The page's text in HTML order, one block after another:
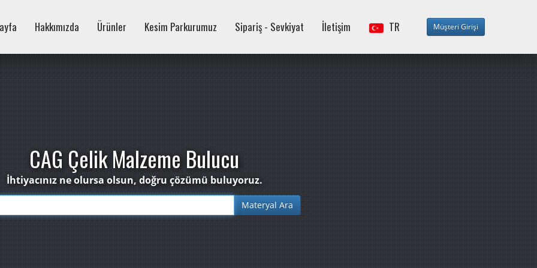
Hakkımızda Ürünler Kesim Parkurumuz Sipariş - Sevkiyat İletişim TR
CAG Çelik Malzeme Bulucu
İhtiyacınız ne olursa olsun, doğru çözümü buluyoruz.